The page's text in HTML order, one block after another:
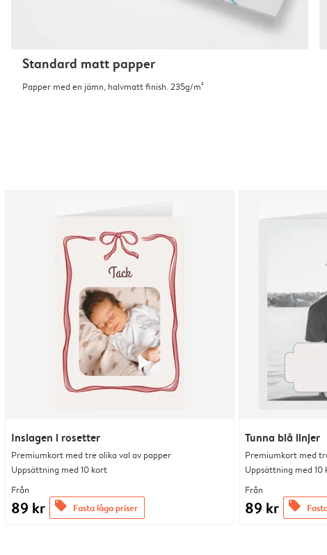
Standard matt papper
Papper med en jämn, halvmatt finish. 235g/m²
Inslagen i rosetter
Premiumkort med tre olika val av papper
Uppsättning med 10 kort
Från
89 kr offers Fasta låga priser
Tunna blå linjer
Premiumkort med
Uppsättning med 10
Från
89 kr offers